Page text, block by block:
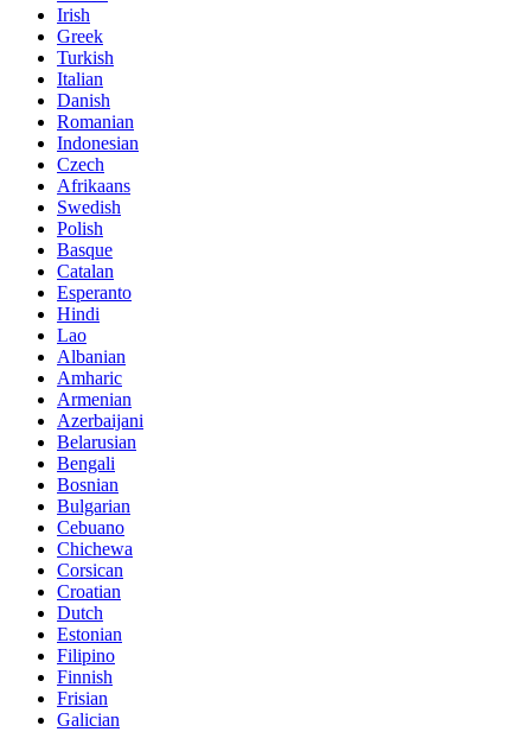
Irish
Greek
Turkish
Italian
Danish
Romanian
Indonesian
Czech
Afrikaans
Swedish
Polish
Basque
Catalan
Esperanto
Hindi
Lao
Albanian
Amharic
Armenian
Azerbaijani
Belarusian
Bengali
Bosnian
Bulgarian
Cebuano
Chichewa
Corsican
Croatian
Dutch
Estonian
Filipino
Finnish
Frisian
Galician